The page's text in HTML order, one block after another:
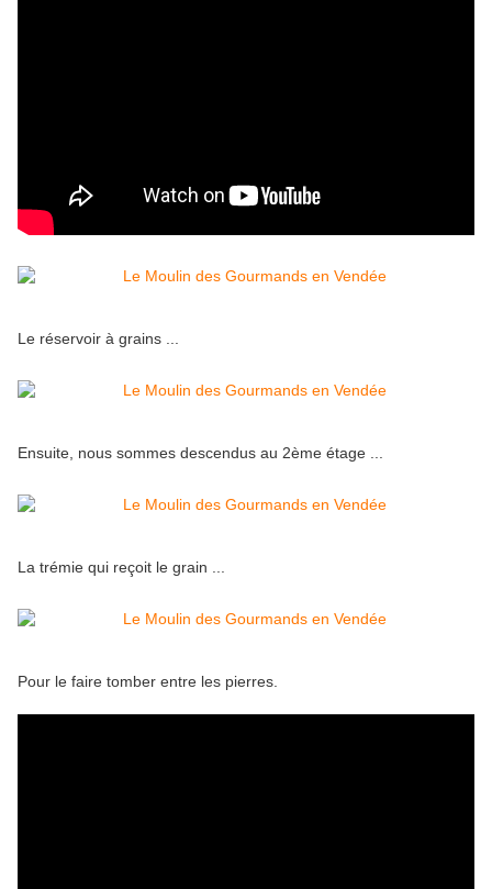
Le réservoir à grains ...
Ensuite, nous sommes descendus au 2ème étage ...
La trémie qui reçoit le grain ...
Pour le faire tomber entre les pierres.